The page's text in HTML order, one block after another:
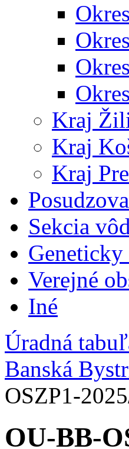
Kraj
Kraj
Kraj
Sekcia vôd
Verejné
Iné
Úradná
Banská
OSZP1-
OU-BB-